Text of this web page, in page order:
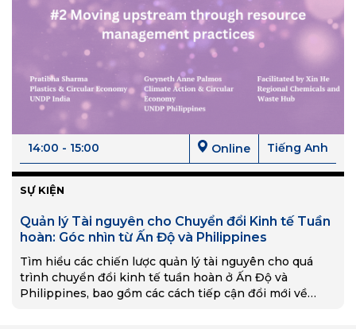
14:00 - 15:00 Online Tiếng Anh
SỰ KIỆN
Quản lý Tài nguyên cho Chuyển đổi Kinh tế Tuần
hoàn: Góc nhìn từ Ấn Độ và Philippines
Tìm hiểu các chiến lược quản lý tài nguyên cho quá
trình chuyển đổi kinh tế tuần hoàn ở Ấn Độ và
Philippines, bao gồm các cách tiếp cận đổi mới về